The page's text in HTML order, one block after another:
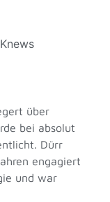
über
bei absolut
Dürr
engagiert
und war